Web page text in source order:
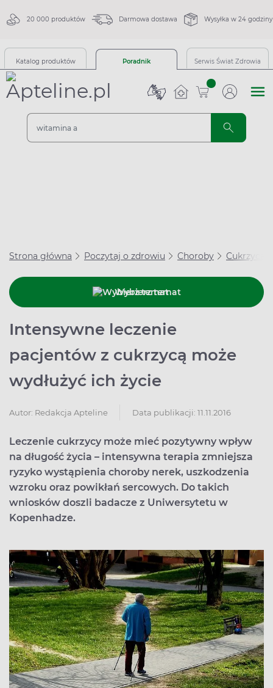
20 000 produktów Darmowa dostawa Wysyłka w 24 godziny
Katalog produktów Poradnik Serwis Świat Zdrowia
sztuk
Strona główna Poczytaj o zdrowiu Choroby Cukrzyca
Wybierz temat
Intensywne leczenie
pacjentów z cukrzycą może
wydłużyć ich życie
Autor: Redakcja Apteline Data publikacji: 11.11.2016
Leczenie cukrzycy może mieć pozytywny wpływ
na długość życia – intensywna terapia zmniejsza
ryzyko wystąpienia choroby nerek, uszkodzenia
wzroku oraz powikłań sercowych. Do takich
wniosków doszli badacze z Uniwersytetu w
Kopenhadze.